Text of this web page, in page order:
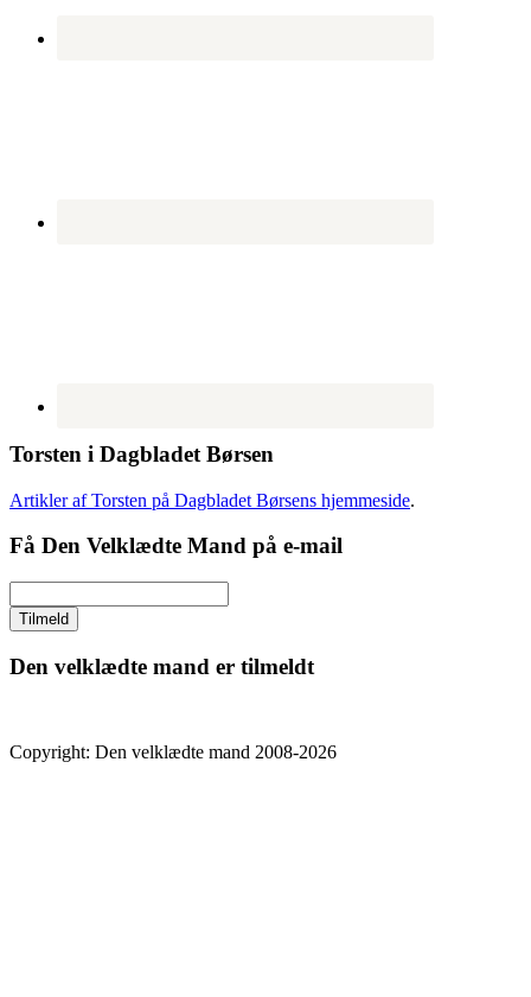
Torsten i Dagbladet Børsen
Artikler af Torsten på Dagbladet Børsens hjemmeside.
Få Den Velklædte Mand på e-mail
Den velklædte mand er tilmeldt
Copyright: Den velklædte mand 2008-2026